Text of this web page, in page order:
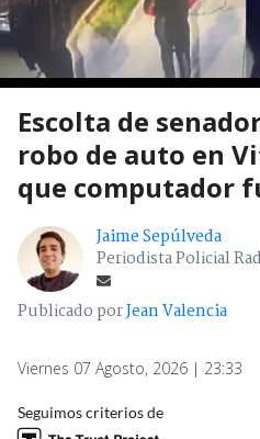
Escolta de
robo de auto en
que computador
Jaime Sepúlveda
Periodista Policial
Publicado porJean Valencia
Viernes 07 Agosto, 2026 | 23:33
Seguimos criterios de